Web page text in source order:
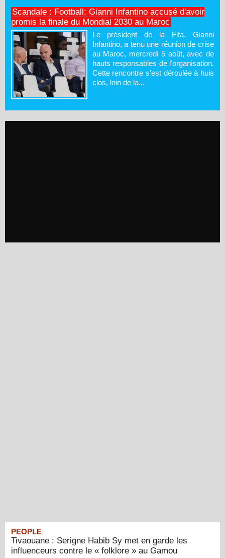
Scandale : Football: Gianni Infantino accusé d'avoir
promis la finale du Mondial 2030 au Maroc
Le président de la Fifa, Gianni
Infantino, a tenu une réunion de crise
au Maroc, mercredi 5 août, avec de
hauts responsables de l'organisation.
Cette rencontre s'est déroulée à huis
clos, loin de la...
PEOPLE
Tivaouane : Serigne Habib Sy met en garde les
influenceurs contre le « folklore » au Gamou